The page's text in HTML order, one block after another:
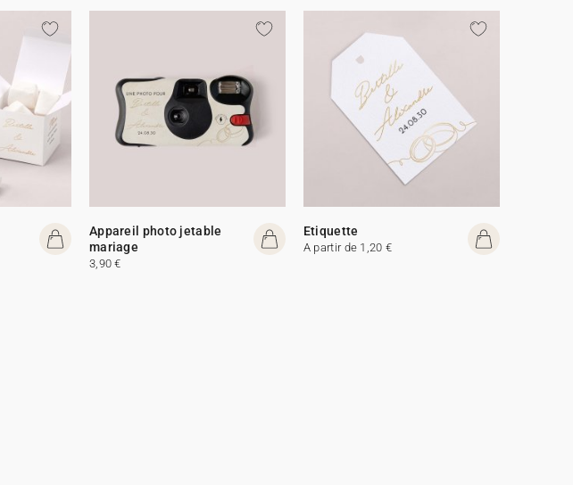
Appareil photo jetable
mariage
3,90 €
Etiquette
A partir de 1,20 €